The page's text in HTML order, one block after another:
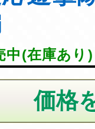
中(在庫あり)